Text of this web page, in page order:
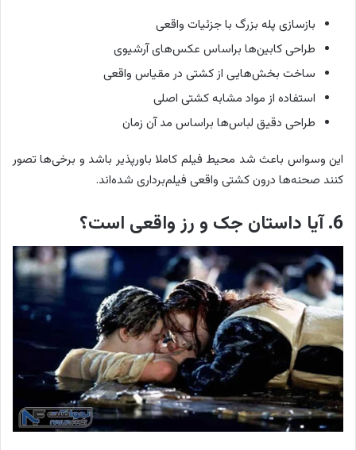
بازسازی پله بزرگ با جزئیات واقعی
طراحی کابین‌ها براساس عکس‌های آرشیوی
ساخت بخش‌هایی از کشتی در مقیاس واقعی
استفاده از مواد مشابه کشتی اصلی
طراحی دقیق لباس‌ها براساس مد آن زمان
این وسواس باعث شد محیط فیلم کاملا باورپذیر باشد و برخی‌ها تصور
کنند صحنه‌ها درون کشتی واقعی فیلم‌برداری شده‌اند.
6. آیا داستان جک و رز واقعی است؟